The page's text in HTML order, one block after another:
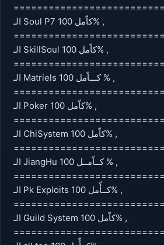
الـ Soul P7 كاّمل 100% ,
الـ SkillSoul كاّمل 100% ,
الـ Matriels كـــاّمل 100 % ,
الـ Poker كاّمل 100% ,
الـ ChiSystem كاّمل 100% ,
الـ JiangHu كــاّمــل 100 % ,
الـ Pk Exploits كــأّمل 100% ,
الـ Guild System كاّمل 100% ,